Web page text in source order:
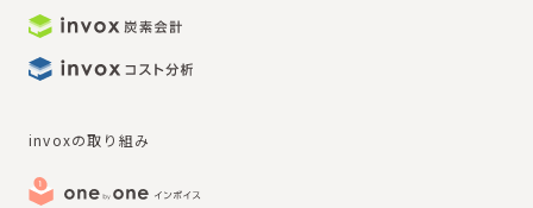
invoxの取り組み